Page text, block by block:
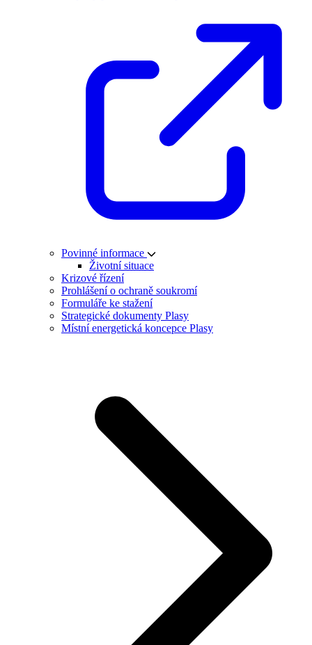
Povinné informace
Životní situace
Krizové řízení
Prohlášení o ochraně soukromí
Formuláře ke stažení
Strategické dokumenty Plasy
Místní energetická koncepce Plasy